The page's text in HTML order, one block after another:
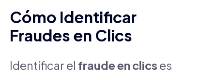
Cómo Identificar
Fraudes en Clics
Identificar el fraude en clics es